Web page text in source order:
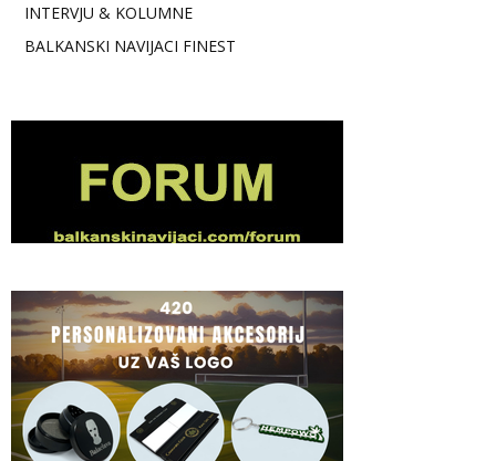
INTERVJU & KOLUMNE
BALKANSKI NAVIJACI FINEST